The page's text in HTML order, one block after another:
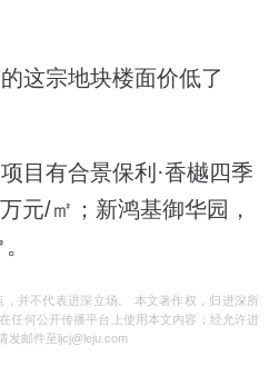
这宗地块楼面价低了
目有合景保利·香樾四季
元/㎡；新鸿基御华园，
并不代表进深立场。 本文著作权，归进深所
任何公开传播平台上使用本文内容；经允许进
发邮件至ljcj@leju.com